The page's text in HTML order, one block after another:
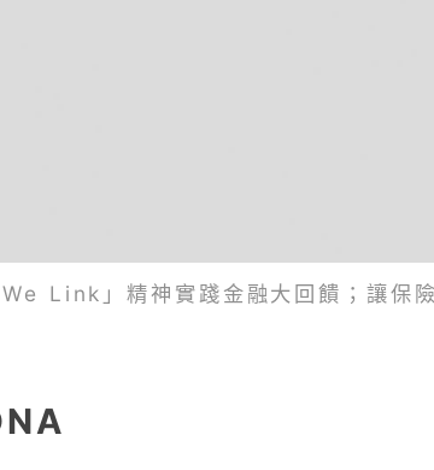
Link」精神實踐金融大回饋；讓保